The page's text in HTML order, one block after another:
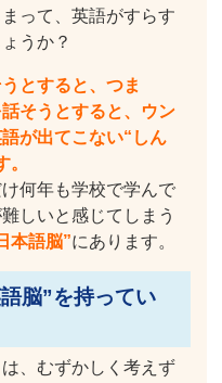
って、英語がすらす
うか？
とすると、つま
そうとすると、ウン
が出てこない“しん
何年も学校で学んで
しいと感じてしまう
本語脳”にあります。
脳”を持ってい
、むずかしく考えず